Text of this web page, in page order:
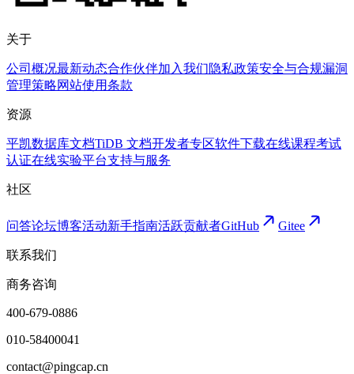
关于
公司概况最新动态合作伙伴加入我们隐私政策安全与合规漏洞
管理策略网站使用条款
资源
平凯数据库文档TiDB 文档开发者专区软件下载在线课程考试
认证在线实验平台支持与服务
社区
问答论坛博客活动新手指南活跃贡献者GitHub Gitee
联系我们
商务咨询
400-679-0886
010-58400041
contact@pingcap.cn